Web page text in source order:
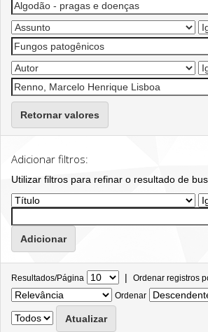
Retornar valores
Adicionar filtros:
Utilizar filtros para refinar o resultado de
Resultados/Página | Ordenar registros
Ordenar